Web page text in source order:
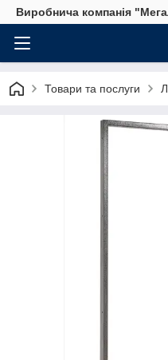
Виробнича компанія
Товари та послуги